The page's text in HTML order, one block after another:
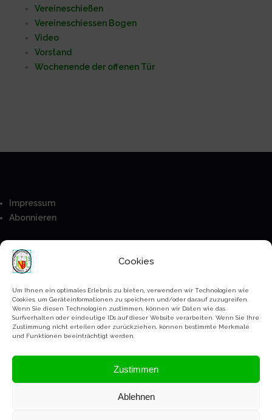
Cookies
Um Ihnen ein optimales Erlebnis zu bieten, verwenden wir Technologien wie
Cookies, um Geräteinformationen zu speichern und/oder darauf zuzugreifen.
Wenn Sie diesen Technologien zustimmen, können wir Daten wie das
Surfverhalten oder eindeutige IDs auf dieser Website verarbeiten. Wenn Sie Ihre
Zustimmung nicht erteilen oder zurückziehen, können bestimmte Merkmale
und Funktionen beeinträchtigt werden.
Zustimmen
Ablehnen
Vereineschießen
Vereineschiessen Bogen
Video
Vorstand
Wochenende der offenen Tür
Impressum
Abonnieren
Anmeldung
Mitglieder
Kontakt
Bankverbindung
Paypal